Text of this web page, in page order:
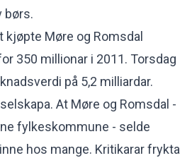
børs.
kjøpte Møre og Romsdal
350 millionar i 2011. Torsdag
på 5,2 milliardar.
At Møre og Romsdal -
fylkeskommune - selde
hos mange. Kritikarar frykta